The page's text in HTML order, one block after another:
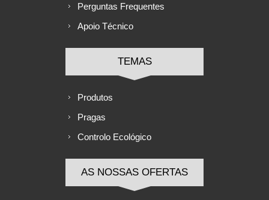
Perguntas Frequentes
Apoio Técnico
TEMAS
Produtos
Pragas
Controlo Ecológico
AS NOSSAS OFERTAS